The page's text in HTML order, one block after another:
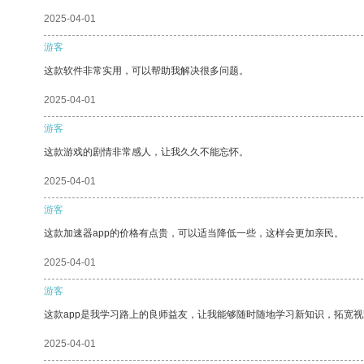
2025-04-01
游客
这款软件非常实用，可以帮助我解决很多问题。
2025-04-01
游客
这款游戏的剧情非常感人，让我久久不能忘怀。
2025-04-01
游客
这款加速器app的价格有点贵，可以适当降低一些，这样会更加亲民。
2025-04-01
游客
这款app是我学习路上的良师益友，让我能够随时随地学习新知识，拓宽
2025-04-01